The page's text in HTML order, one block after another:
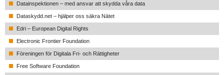
Datainspektionen – med ansvar att skydda våra data
Dataskydd.net – hjälper oss säkra Nätet
Edri – European Digital Rights
Electronic Frontier Foundation
Föreningen för Digitala Fri- och Rättigheter
Free Software Foundation